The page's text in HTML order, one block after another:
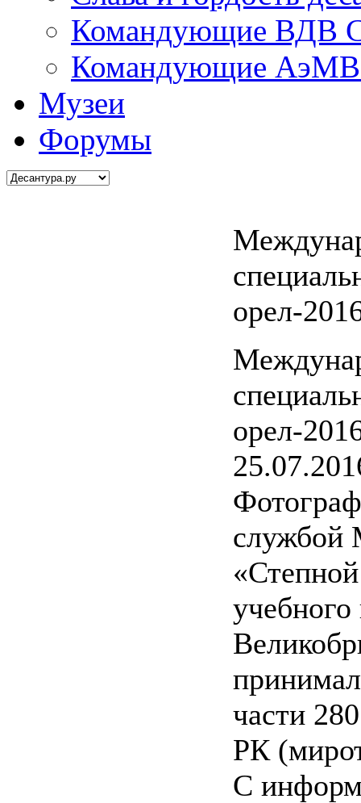
Командующие ВДВ
Командующие АэМВ
Музеи
Форумы
орел-
орел-
службой
части
РК
С